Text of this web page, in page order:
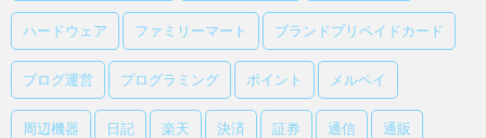
ハードウェア ファミリーマート ブランドプリペイドカード
ブログ運営 プログラミング ポイント メルペイ
周辺機器 日記 楽天 決済 証券 通信 通販